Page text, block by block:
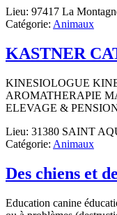
Lieu: 97417 La
Catégorie: Animaux
KASTNER
KINESIOLOGUE
AROMATHERAPIE
ELEVAGE &
Lieu: 31380 SAINT
Catégorie: Animaux
Des chiens et
Education canine